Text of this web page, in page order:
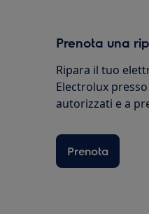
Prenota una
Ripara il tuo
Electrolux
autorizzati e a
Prenota